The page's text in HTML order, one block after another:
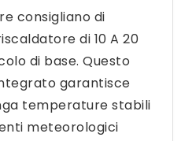
consigliano di
di 10 A 20
di base. Questo
garantisce
temperature stabili
meteorologici